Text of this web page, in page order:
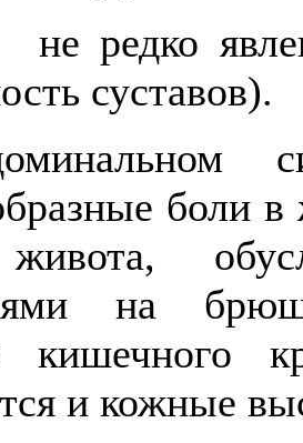
явление
суставов).
боли
на
кишечного
и кожные